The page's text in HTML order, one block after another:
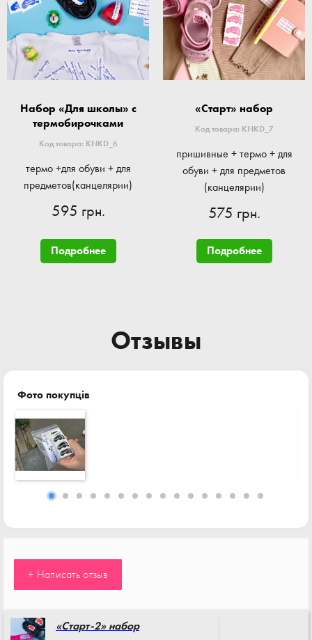
Набор «Для школы» с
термобирочками
Код товара: KNKD_6
термо +для обуви + для
предметов(канцелярии)
595 грн.
Подробнее
«Старт» набор
Код товара: KNKD_7
пришивные + термо + для
обуви + для предметов
(канцелярии)
575 грн.
Подробнее
Отзывы
Фото покупців
+ Написать отзыв
«Старт-2» набор